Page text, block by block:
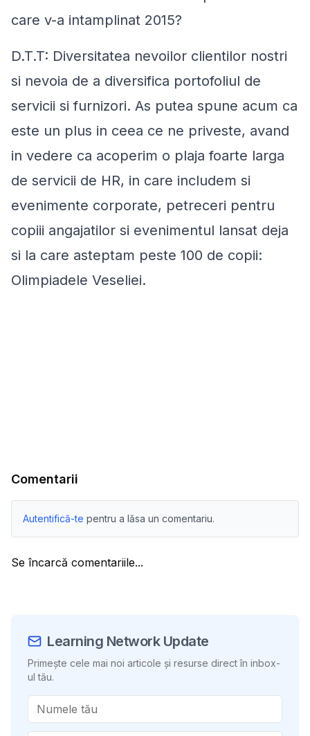
care v-a intamplinat 2015?
D.T.T: Diversitatea nevoilor clientilor nostri
si nevoia de a diversifica portofoliul de
servicii si furnizori. As putea spune acum ca
este un plus in ceea ce ne priveste, avand
in vedere ca acoperim o plaja foarte larga
de servicii de HR, in care includem si
evenimente corporate, petreceri pentru
copiii angajatilor si evenimentul lansat deja
si la care asteptam peste 100 de copii:
Olimpiadele Veseliei.
Comentarii
Autentifică-te pentru a lăsa un comentariu.
Se încarcă comentariile...
Learning Network Update
Primește cele mai noi articole și resurse direct în inbox-
ul tău.